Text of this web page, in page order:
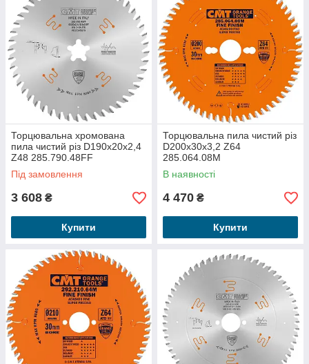
Торцювальна хромована
пила чистий різ D190x20x2,4
Z48 285.790.48FF
Під замовлення
3 608 ₴
Купити
Торцювальна пила чистий різ
D200x30x3,2 Z64
285.064.08M
В наявності
4 470 ₴
Купити